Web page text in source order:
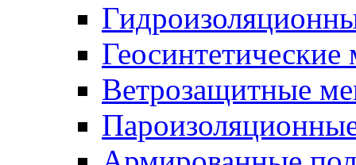
Геосинтетические
Ветрозащитные